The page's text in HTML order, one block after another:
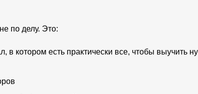
по делу. Это:
в котором есть практически все, чтобы